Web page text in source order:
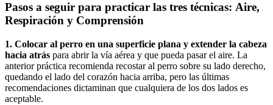
Pasos a seguir para practicar las tres técnicas: Aire,
Respiración y Comprensión
1. Colocar al perro en una superficie plana y extender la cabeza
hacia atrás para abrir la vía aérea y que pueda pasar el aire. La
anterior práctica recomienda recostar al perro sobre su lado derecho,
quedando el lado del corazón hacia arriba, pero las últimas
recomendaciones dictaminan que cualquiera de los dos lados es
aceptable.